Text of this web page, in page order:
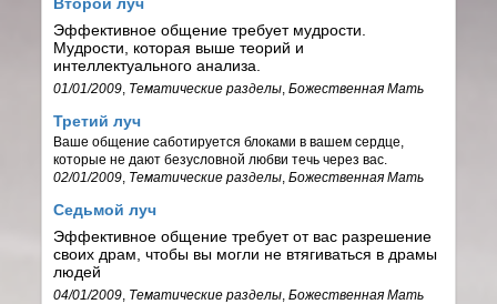
Эффективное общение требует мудрости.
Мудрости, которая выше теорий и
интеллектуального анализа.
01/01/2009 Тематические разделы ,Божественная Мать
Третий луч
Ваше общение саботируется блоками в вашем сердце,
которые не дают безусловной любви течь через вас.
02/01/2009 Тематические разделы ,Божественная Мать
Седьмой луч
Эффективное общение требует от вас разрешение
своих драм, чтобы вы могли не втягиваться в драмы
людей
04/01/2009 Тематические разделы ,Божественная Мать